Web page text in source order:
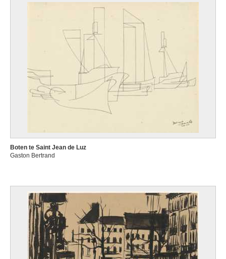
Boten te Saint Jean de Luz
Gaston Bertrand